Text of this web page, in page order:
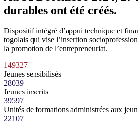
durables ont été créés.
Dispositif intégré d’appui technique et
togolais qui vise l’insertion
la promotion de l’entrepreneuriat.
149327
Jeunes sensibilisés
28039
Jeunes inscrits
39597
Unités de formations administrées aux
22107